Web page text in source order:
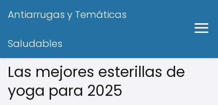
Antiarrugas y Temáticas
Saludables
Las mejores esterillas de
yoga para 2025